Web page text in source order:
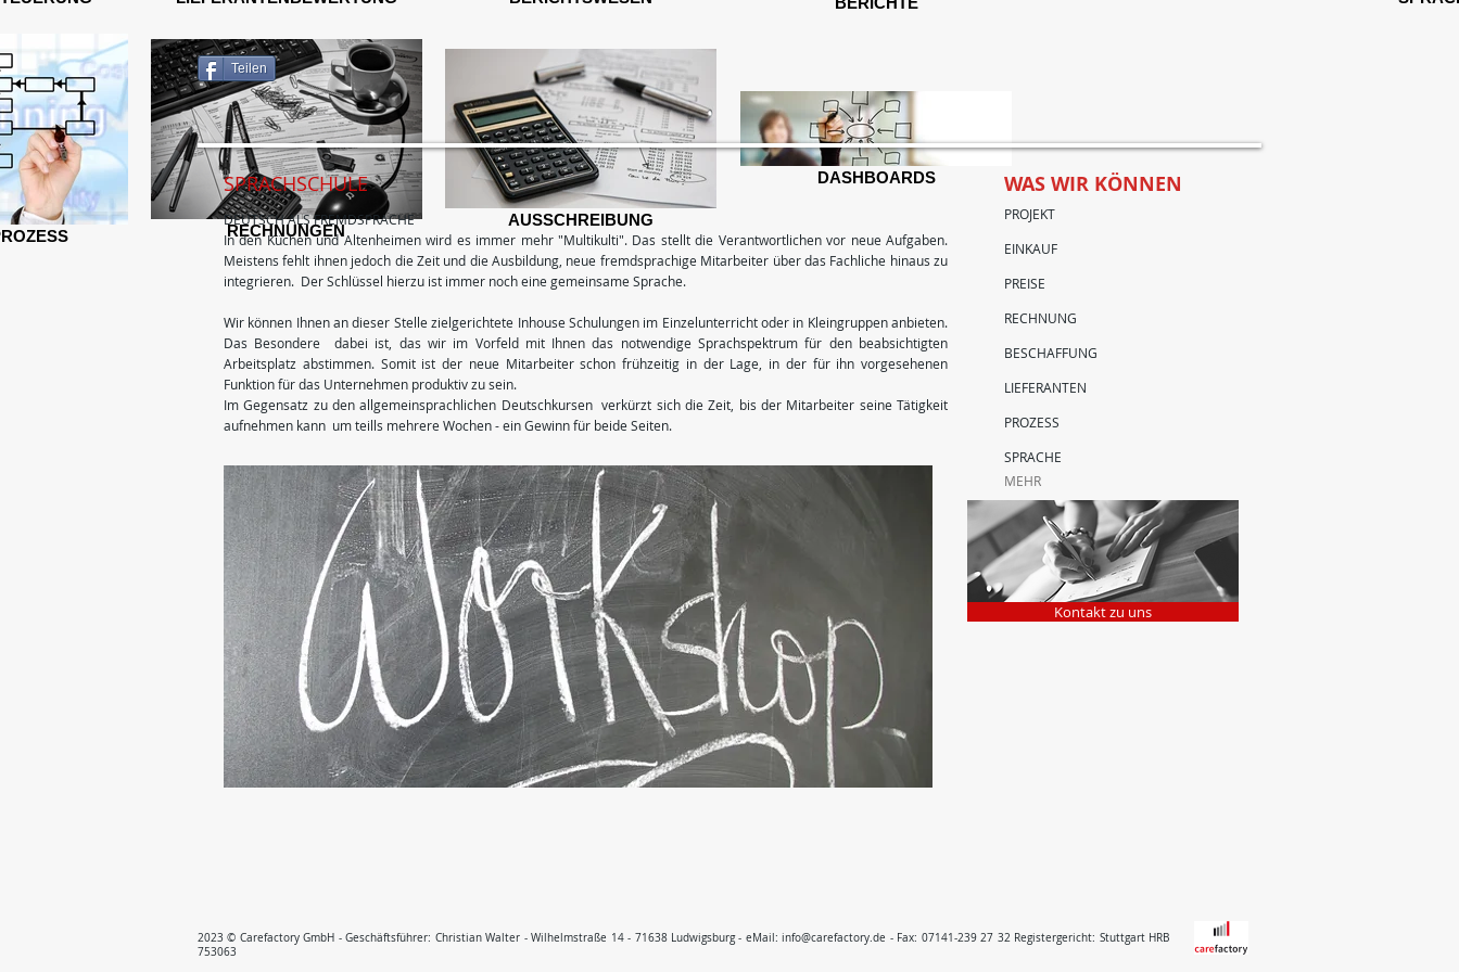
RECHNUNGEN
AUSSCHREIBUNG
DASHBOARDS
SPRACHSCHULE
DEUTSCH ALS FREMDSPRACHE
In den Küchen und Altenheimen wird es immer mehr "Multikulti". Das stellt die Verantwortlichen vor neue Aufgaben.
Meistens fehlt ihnen jedoch die Zeit und die Ausbildung, neue fremdsprachige Mitarbeiter über das Fachliche hinaus zu
integrieren. Der Schlüssel hierzu ist immer noch eine gemeinsame Sprache.
Wir können Ihnen an dieser Stelle zielgerichtete Inhouse Schulungen im Einzelunterricht oder in Kleingruppen anbieten.
Das Besondere dabei ist, das wir im Vorfeld mit Ihnen das notwendige Sprachspektrum für den beabsichtigten
Arbeitsplatz abstimmen. Somit ist der neue Mitarbeiter schon frühzeitig in der Lage, in der für ihn vorgesehenen
Funktion für das Unternehmen produktiv zu sein.
Im Gegensatz zu den allgemeinsprachlichen Deutschkursen verkürzt sich die Zeit, bis der Mitarbeiter seine Tätigkeit
aufnehmen kann um teills mehrere Wochen - ein Gewinn für beide Seiten.
WAS WIR KÖNNEN
MEHR
PROJEKT
EINKAUF
PREISE
RECHNUNG
BESCHAFFUNG
LIEFERANTEN
PROZESS
SPRACHE
Kontakt zu uns
Teilen
2023 © Carefactory GmbH - Geschäftsführer: Christian Walter - Wilhelmstraße 14 - 71638 Ludwigsburg - eMail:info@carefactory.de - Fax: 07141-239 27 32 Registergericht: Stuttgart HRB
753063